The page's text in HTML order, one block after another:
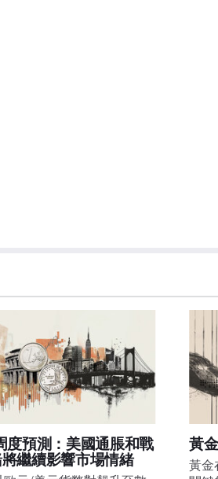
度預測：美國通脹和戰
繼續影響市場情緒
黃
黃金